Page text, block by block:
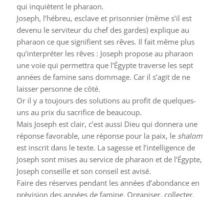
qui inquiètent le pharaon.
Joseph, l’hébreu, esclave et prisonnier (même s’il est
devenu le serviteur du chef des gardes) explique au
pharaon ce que signifient ses rêves. Il fait même plus
qu’interpréter les rêves : Joseph propose au pharaon
une voie qui permettra que l’Égypte traverse les sept
années de famine sans dommage. Car il s’agit de ne
laisser personne de côté.
Or il y a toujours des solutions au profit de quelques-
uns au prix du sacrifice de beaucoup.
Mais Joseph est clair, c’est aussi Dieu qui donnera une
réponse favorable, une réponse pour la paix, le shalom
est inscrit dans le texte. La sagesse et l’intelligence de
Joseph sont mises au service de pharaon et de l’Égypte,
Joseph conseille et son conseil est avisé.
Faire des réserves pendant les années d’abondance en
prévision des années de famine. Organiser, collecter,